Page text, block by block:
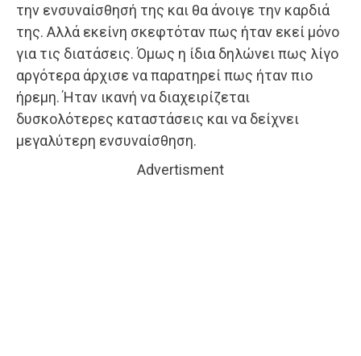
την ενσυναίσθησή της και θα άνοιγε την καρδιά
της. Αλλά εκείνη σκεφτόταν πως ήταν εκεί μόνο
για τις διατάσεις. Όμως η ίδια δηλώνει πως λίγο
αργότερα άρχισε να παρατηρεί πως ήταν πιο
ήρεμη. Ήταν ικανή να διαχειρίζεται
δυσκολότερες καταστάσεις και να δείχνει
μεγαλύτερη ενσυναίσθηση.
Advertisment